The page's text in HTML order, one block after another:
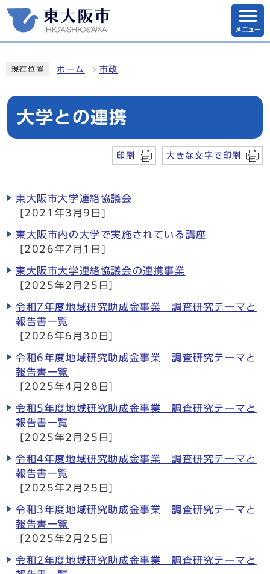
メニュー
現在位置 ホーム 市政
大学との連携
印刷 大きな文字で印刷
東大阪市大学連絡協議会
[2021年3月9日]
東大阪市内の大学で実施されている講座
[2026年7月1日]
東大阪市大学連絡協議会の連携事業
[2025年2月25日]
令和7年度地域研究助成金事業 調査研究テーマと
報告書一覧
[2026年6月30日]
令和6年度地域研究助成金事業 調査研究テーマと
報告書一覧
[2025年4月28日]
令和5年度地域研究助成金事業 調査研究テーマと
報告書一覧
[2025年2月25日]
令和4年度地域研究助成金事業 調査研究テーマと
報告書一覧
[2025年2月25日]
令和3年度地域研究助成金事業 調査研究テーマと
報告書一覧
[2025年2月25日]
令和2年度地域研究助成金事業 調査研究テーマと